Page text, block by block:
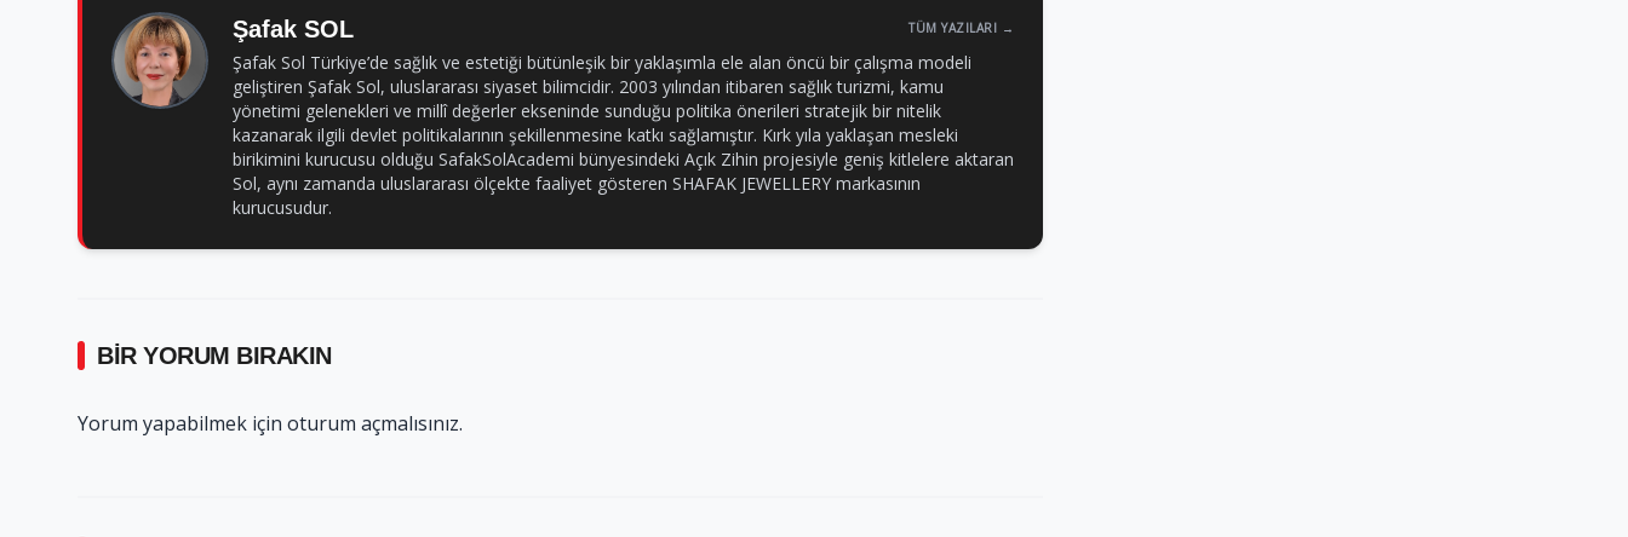
Şafak SOL TÜM YAZILARI →
Şafak Sol Türkiye’de sağlık ve estetiği bütünleşik bir yaklaşımla ele alan öncü bir çalışma modeli
geliştiren Şafak Sol, uluslararası siyaset bilimcidir. 2003 yılından itibaren sağlık turizmi, kamu
yönetimi gelenekleri ve millî değerler ekseninde sunduğu politika önerileri stratejik bir nitelik
kazanarak ilgili devlet politikalarının şekillenmesine katkı sağlamıştır. Kırk yıla yaklaşan mesleki
birikimini kurucusu olduğu SafakSolAcademi bünyesindeki Açık Zihin projesiyle geniş kitlelere aktaran
Sol, aynı zamanda uluslararası ölçekte faaliyet gösteren SHAFAK JEWELLERY markasının
kurucusudur.
BIR YORUM BIRAKIN
Yorum yapabilmek için oturum açmalısınız.